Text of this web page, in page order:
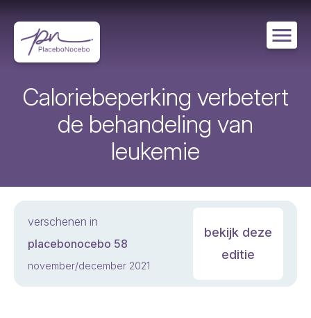
en
naar
de
gaanCaloriebeperking verbetert
de behandeling van
leukemie
verschenen in
placebonocebo 58
november/december 2021
bekijk deze
editie